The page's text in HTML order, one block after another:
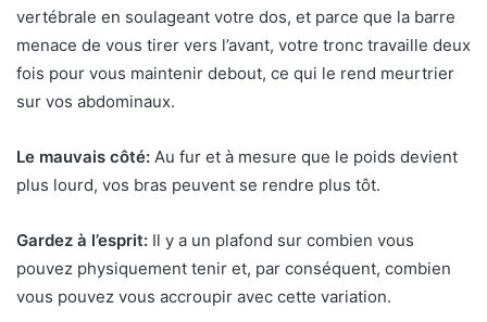
vertébrale en soulageant votre dos, et parce que la barre
menace de vous tirer vers l’avant, votre tronc travaille deux
fois pour vous maintenir debout, ce qui le rend meurtrier
sur vos abdominaux.
Le mauvais côté: Au fur et à mesure que le poids devient
plus lourd, vos bras peuvent se rendre plus tôt.
Gardez à l’esprit: Il y a un plafond sur combien vous
pouvez physiquement tenir et, par conséquent, combien
vous pouvez vous accroupir avec cette variation.